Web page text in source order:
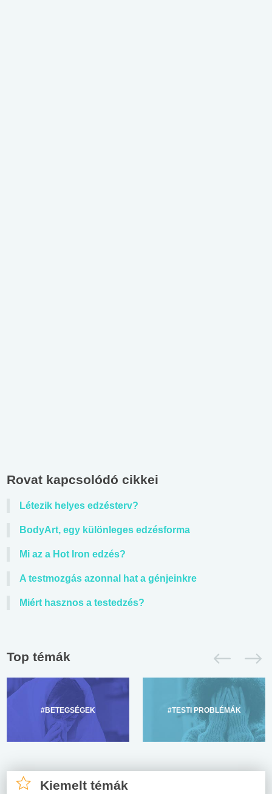
Rovat kapcsolódó cikkei
Létezik helyes edzésterv?
BodyArt, egy különleges edzésforma
Mi az a Hot Iron edzés?
A testmozgás azonnal hat a génjeinkre
Miért hasznos a testedzés?
Top témák
#BETEGSÉGEK #TESTI PROBLÉMÁK
Kiemelt témák